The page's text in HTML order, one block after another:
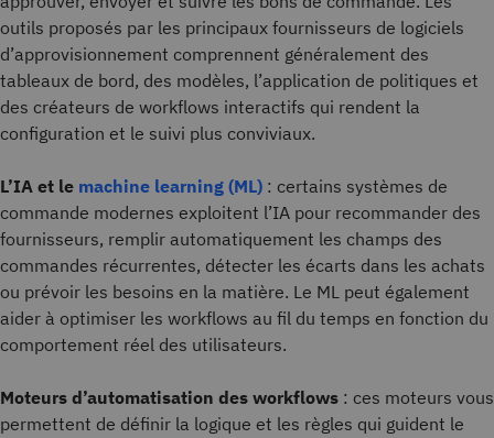
outils proposés par les principaux fournisseurs de logiciels
d’approvisionnement comprennent généralement des
tableaux de bord, des modèles, l’application de politiques et
des créateurs de workflows interactifs qui rendent la
configuration et le suivi plus conviviaux.
L’IA et le machine learning (ML) : certains systèmes de
commande modernes exploitent l’IA pour recommander des
fournisseurs, remplir automatiquement les champs des
commandes récurrentes, détecter les écarts dans les achats
ou prévoir les besoins en la matière. Le ML peut également
aider à optimiser les workflows au fil du temps en fonction du
comportement réel des utilisateurs.
Moteurs d’automatisation des workflows : ces moteurs vous
permettent de définir la logique et les règles qui guident le